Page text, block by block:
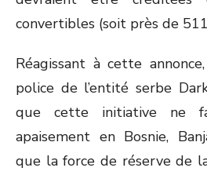
convertibles (soit près de
Réagissant à cette
police de l’entité serbe
que cette initiative ne
apaisement en Bosnie,
que la force de réserve de